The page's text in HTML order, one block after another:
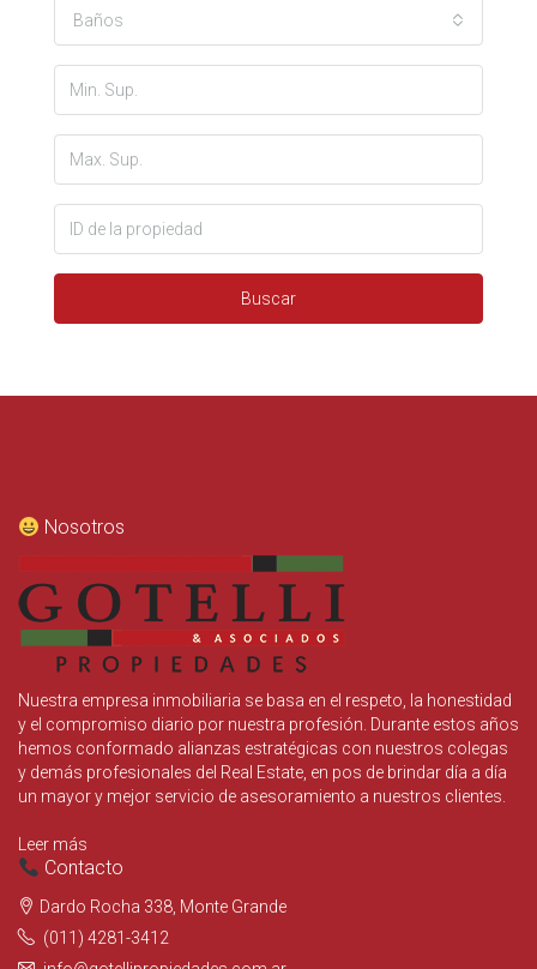
Baños
Buscar
Nosotros
Nuestra empresa inmobiliaria se basa en el respeto, la honestidad
y el compromiso diario por nuestra profesión. Durante estos años
hemos conformado alianzas estratégicas con nuestros colegas
y demás profesionales del Real Estate, en pos de brindar día a día
un mayor y mejor servicio de asesoramiento a nuestros clientes.
Leer más
Contacto
Dardo Rocha 338, Monte Grande
(011) 4281-3412